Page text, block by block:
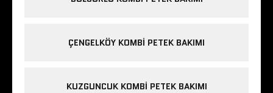
ÇENGELKÖY KOMBI PETEK BAKIMI
KUZGUNCUK KOMBI PETEK BAKIMI